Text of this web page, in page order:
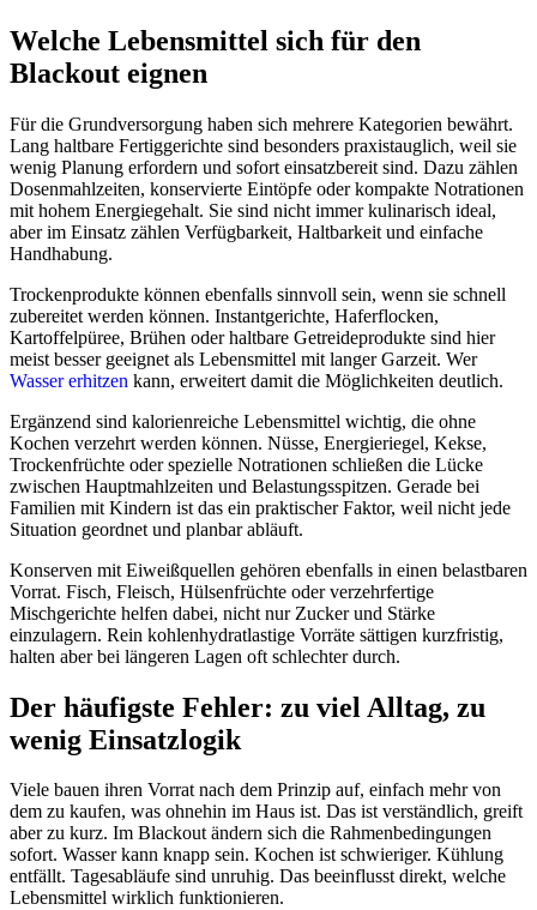
Welche Lebensmittel sich für den
Blackout eignen
Für die Grundversorgung haben sich mehrere Kategorien bewährt.
Lang haltbare Fertiggerichte sind besonders praxistauglich, weil sie
wenig Planung erfordern und sofort einsatzbereit sind. Dazu zählen
Dosenmahlzeiten, konservierte Eintöpfe oder kompakte Notrationen
mit hohem Energiegehalt. Sie sind nicht immer kulinarisch ideal,
aber im Einsatz zählen Verfügbarkeit, Haltbarkeit und einfache
Handhabung.
Trockenprodukte können ebenfalls sinnvoll sein, wenn sie schnell
zubereitet werden können. Instantgerichte, Haferflocken,
Kartoffelpüree, Brühen oder haltbare Getreideprodukte sind hier
meist besser geeignet als Lebensmittel mit langer Garzeit. Wer
Wasser erhitzen kann, erweitert damit die Möglichkeiten deutlich.
Ergänzend sind kalorienreiche Lebensmittel wichtig, die ohne
Kochen verzehrt werden können. Nüsse, Energieriegel, Kekse,
Trockenfrüchte oder spezielle Notrationen schließen die Lücke
zwischen Hauptmahlzeiten und Belastungsspitzen. Gerade bei
Familien mit Kindern ist das ein praktischer Faktor, weil nicht jede
Situation geordnet und planbar abläuft.
Konserven mit Eiweißquellen gehören ebenfalls in einen belastbaren
Vorrat. Fisch, Fleisch, Hülsenfrüchte oder verzehrfertige
Mischgerichte helfen dabei, nicht nur Zucker und Stärke
einzulagern. Rein kohlenhydratlastige Vorräte sättigen kurzfristig,
halten aber bei längeren Lagen oft schlechter durch.
Der häufigste Fehler: zu viel Alltag, zu
wenig Einsatzlogik
Viele bauen ihren Vorrat nach dem Prinzip auf, einfach mehr von
dem zu kaufen, was ohnehin im Haus ist. Das ist verständlich, greift
aber zu kurz. Im Blackout ändern sich die Rahmenbedingungen
sofort. Wasser kann knapp sein. Kochen ist schwieriger. Kühlung
entfällt. Tagesabläufe sind unruhig. Das beeinflusst direkt, welche
Lebensmittel wirklich funktionieren.